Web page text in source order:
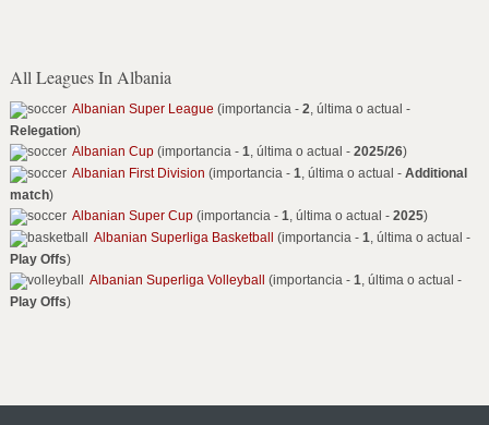
All Leagues In Albania
Albanian Super League (importancia - 2, última o actual -
Relegation)
Albanian Cup(importancia - 1, última o actual - 2025/26)
Albanian First Division (importancia - 1, última o actual - Additional
match)
Albanian Super Cup(importancia - 1, última o actual - 2025)
Albanian Superliga Basketball
(importancia - 1, última o actual -
Play Offs)
Albanian Superliga Volleyball
(importancia - 1, última o actual -
Play Offs)